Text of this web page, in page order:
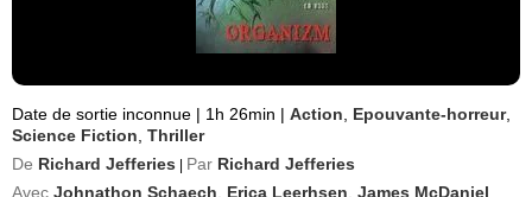
Date de sortie inconnue | 1h 26min | Action Epouvante-horreur,
Science Fiction Thriller
De Richard Jefferies Par Richard Jefferies
Avec Johnathon Schaech Erica Leerhsen James McDaniel